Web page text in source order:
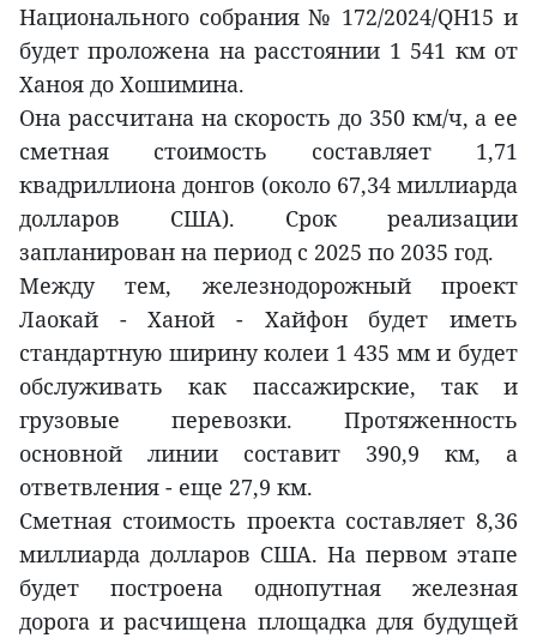
Национального собрания № 172/2024/QH15 и
будет проложена на расстоянии 1 541 км от
Ханоя до Хошимина.
Она рассчитана на скорость до 350 км/ч, а ее
сметная стоимость составляет 1,71
квадриллиона донгов (около 67,34 миллиарда
долларов США). Срок реализации
запланирован на период с 2025 по 2035 год.
Между тем, железнодорожный проект
Лаокай - Ханой - Хайфон будет иметь
стандартную ширину колеи 1 435 мм и будет
обслуживать как пассажирские, так и
грузовые перевозки. Протяженность
основной линии составит 390,9 км, а
ответвления - еще 27,9 км.
Сметная стоимость проекта составляет 8,36
миллиарда долларов США. На первом этапе
будет построена однопутная железная
дорога и расчищена площадка для будущей